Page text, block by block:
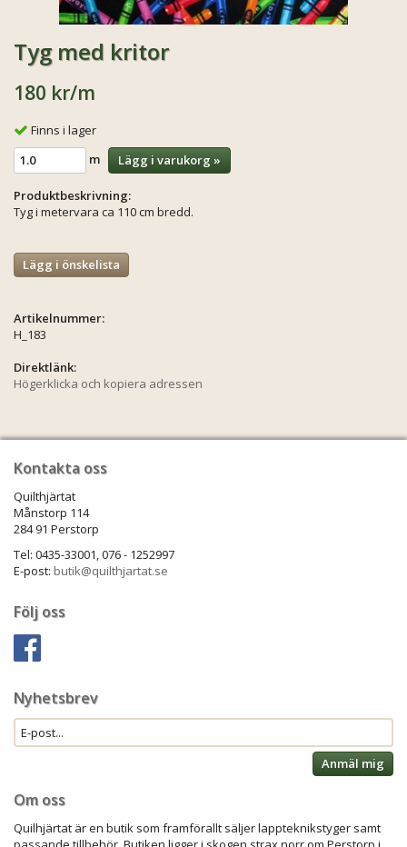
Tyg med kritor
180 kr/m
Finns i lager
m
Lägg i varukorg »
Produktbeskrivning:
Tyg i metervara ca 110 cm bredd.
Lägg i önskelista
Artikelnummer:
H_183
Direktlänk:
Högerklicka och kopiera adressen
Kontakta oss
Quilthjärtat
Månstorp 114
284 91 Perstorp
Tel: 0435-33001, 076 - 1252997
E-post: butik@quilthjartat.se
Följ oss
Nyhetsbrev
Anmäl mig
Om oss
Quilhjärtat är en butik som framförallt säljer lappteknikstyger samt